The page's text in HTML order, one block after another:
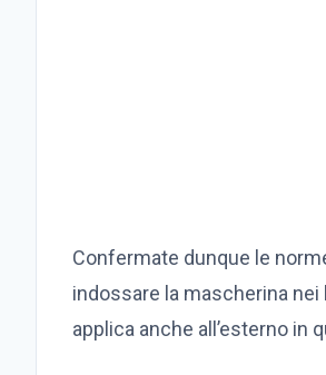
Confermate dunque le
indossare la mascherina
applica anche all’esterno in